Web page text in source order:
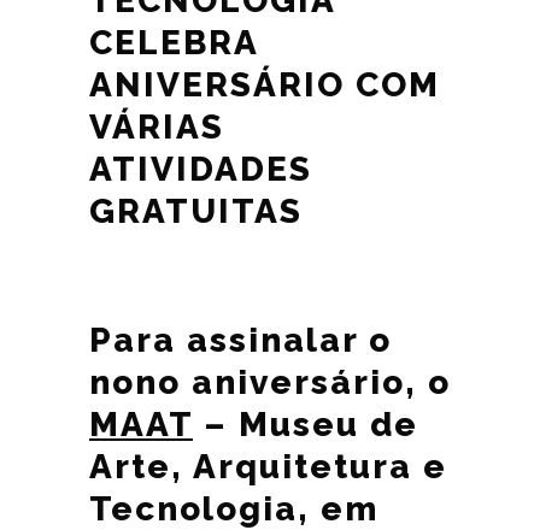
CELEBRA
ANIVERSÁRIO COM
VÁRIAS
ATIVIDADES
GRATUITAS
Para assinalar o
nono aniversário, o
MAAT – Museu de
Arte, Arquitetura e
Tecnologia, em